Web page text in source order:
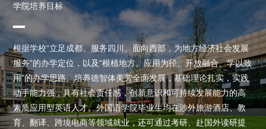
学院培养目标
根据学校“立足成都、服务四川、面向西部，为地方经济社会发展
服务”的办学定位，以及“根植地方、应用为径、开放融合、学以致
用”的办学思路。培养德智体美劳全面发展，基础理论扎实，实践
动手能力强，具有社会责任感，创新意识和可持续发展能力的高
素质应用型英语人才。外国语学院毕业生均在涉外旅游酒店、教
育、翻译、跨境电商等领域就业，还可通过考研、赴国外读研提